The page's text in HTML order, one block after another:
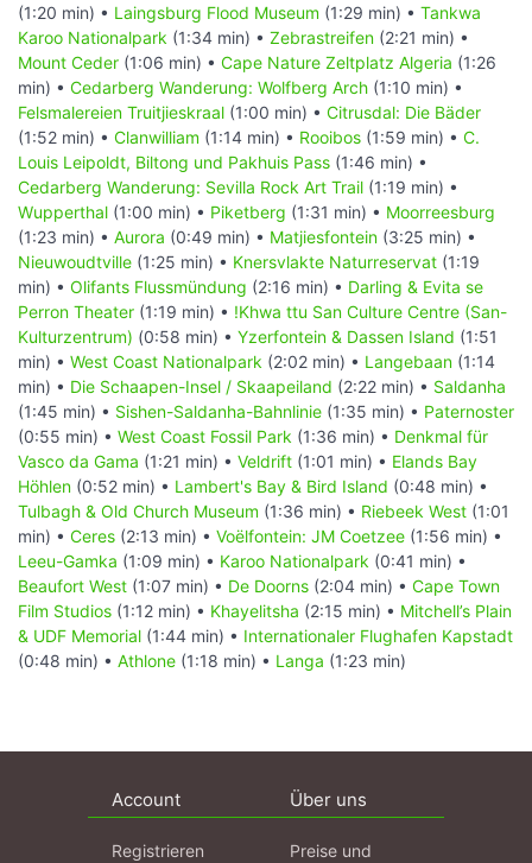
(1:20 min) • Laingsburg Flood Museum (1:29 min) • Tankwa
Karoo Nationalpark (1:34 min) • Zebrastreifen (2:21 min) •
Mount Ceder (1:06 min) • Cape Nature Zeltplatz Algeria (1:26
min) • Cedarberg Wanderung: Wolfberg Arch (1:10 min) •
Felsmalereien Truitjieskraal (1:00 min) • Citrusdal: Die Bäder
(1:52 min) • Clanwilliam (1:14 min) • Rooibos (1:59 min) • C.
Louis Leipoldt, Biltong und Pakhuis Pass (1:46 min) •
Cedarberg Wanderung: Sevilla Rock Art Trail (1:19 min) •
Wupperthal (1:00 min) • Piketberg (1:31 min) • Moorreesburg
(1:23 min) • Aurora (0:49 min) • Matjiesfontein (3:25 min) •
Nieuwoudtville (1:25 min) • Knersvlakte Naturreservat (1:19
min) • Olifants Flussmündung (2:16 min) • Darling & Evita se
Perron Theater (1:19 min) • !Khwa ttu San Culture Centre (San-
Kulturzentrum) (0:58 min) • Yzerfontein & Dassen Island (1:51
min) • West Coast Nationalpark (2:02 min) • Langebaan (1:14
min) • Die Schaapen-Insel / Skaapeiland (2:22 min) • Saldanha
(1:45 min) • Sishen-Saldanha-Bahnlinie (1:35 min) • Paternoster
(0:55 min) • West Coast Fossil Park (1:36 min) • Denkmal für
Vasco da Gama (1:21 min) • Veldrift (1:01 min) • Elands Bay
Höhlen (0:52 min) • Lambert's Bay & Bird Island (0:48 min) •
Tulbagh & Old Church Museum (1:36 min) • Riebeek West (1:01
min) • Ceres (2:13 min) • Voëlfontein: JM Coetzee (1:56 min) •
Leeu-Gamka (1:09 min) • Karoo Nationalpark (0:41 min) •
Beaufort West (1:07 min) • De Doorns (2:04 min) • Cape Town
Film Studios (1:12 min) • Khayelitsha (2:15 min) • Mitchell’s Plain
& UDF Memorial (1:44 min) • Internationaler Flughafen Kapstadt
(0:48 min) • Athlone (1:18 min) • Langa (1:23 min)
Account
Registrieren
Über uns
Preise und